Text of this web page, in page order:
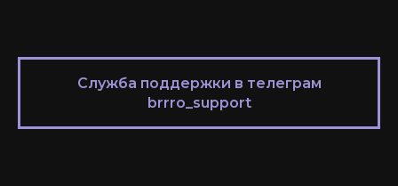
Служба поддержки в телеграм
brrro_support